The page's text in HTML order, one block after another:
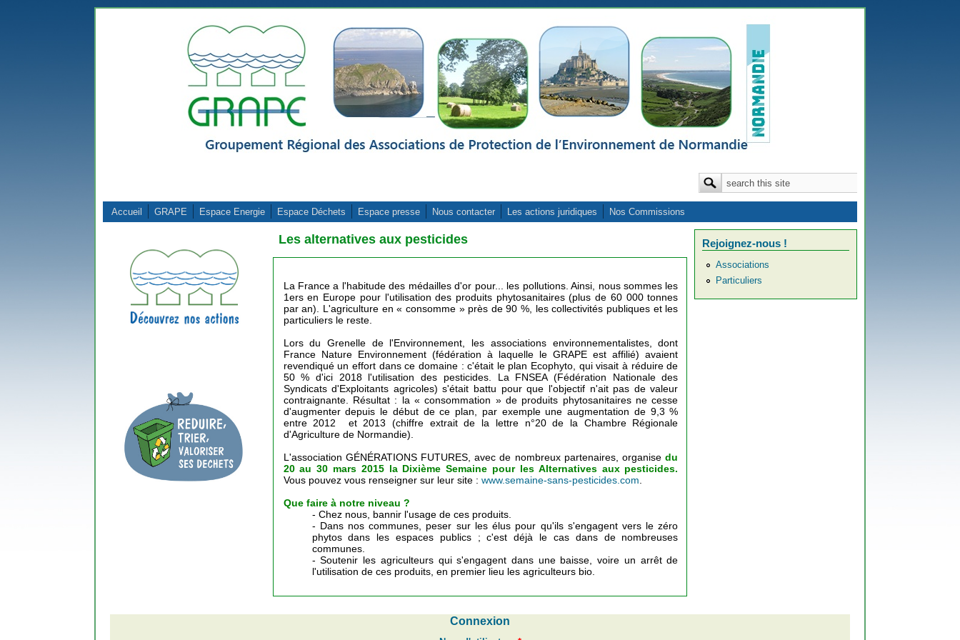
Formulaire de recherche
Rechercher
Accueil GRAPE Espace Energie Espace Déchets Espace presse Nous contacter Les actions juridiques Nos Commissions
Les alternatives aux pesticides
La France a l'habitude des médailles d'or pour... les pollutions. Ainsi, nous sommes les
1ers en Europe pour l'utilisation des produits phytosanitaires (plus de 60 000 tonnes
par an). L'agriculture en « consomme » près de 90 %, les collectivités publiques et les
particuliers le reste.
Lors du Grenelle de l'Environnement, les associations environnementalistes, dont
France Nature Environnement (fédération à laquelle le GRAPE est affilié) avaient
revendiqué un effort dans ce domaine : c'était le plan Ecophyto, qui visait à réduire de
50 % d'ici 2018 l'utilisation des pesticides. La FNSEA (Fédération Nationale des
Syndicats d'Exploitants agricoles) s'était battu pour que l'objectif n'ait pas de valeur
contraignante. Résultat : la « consommation » de produits phytosanitaires ne cesse
d'augmenter depuis le début de ce plan, par exemple une augmentation de 9,3 %
entre 2012 et 2013 (chiffre extrait de la lettre n°20 de la Chambre Régionale
d'Agriculture de Normandie).
L'association GÉNÉRATIONS FUTURES, avec de nombreux partenaires, organise du
20 au 30 mars 2015 la Dixième Semaine pour les Alternatives aux pesticides.
Vous pouvez vous renseigner sur leur site : www.semaine-sans-pesticides.com
Que faire à notre niveau ?
- Chez nous, bannir l'usage de ces produits.
- Dans nos communes, peser sur les élus pour qu'ils s'engagent vers le zéro
phytos dans les espaces publics ; c'est déjà le cas dans de nombreuses
communes.
- Soutenir les agriculteurs qui s'engagent dans une baisse, voire un arrêt de
l'utilisation de ces produits, en premier lieu les agriculteurs bio.
Rejoignez-nous !
Associations
Particuliers
Connexion